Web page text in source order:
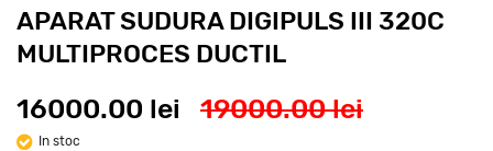
APARAT SUDURA DIGIPULS III 320C
MULTIPROCES DUCTIL
16000.00 lei 19000.00 lei
In stoc